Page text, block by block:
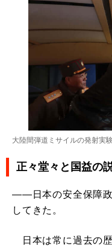
大陸間弾道ミサイルの発射実
正々堂々と国益の
――日本の安全保障政
してきた。
日本は常に過去の